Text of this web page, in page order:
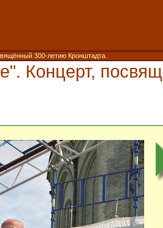
300-летию Кронштадта.
Концерт,